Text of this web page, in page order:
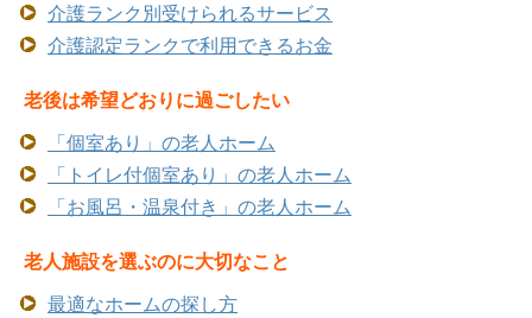
介護ランク別受けられるサービス
介護認定ランクで利用できるお金
老後は希望どおりに過ごしたい
「個室あり」の老人ホーム
「トイレ付個室あり」の老人ホーム
「お風呂・温泉付き」の老人ホーム
老人施設を選ぶのに大切なこと
最適なホームの探し方